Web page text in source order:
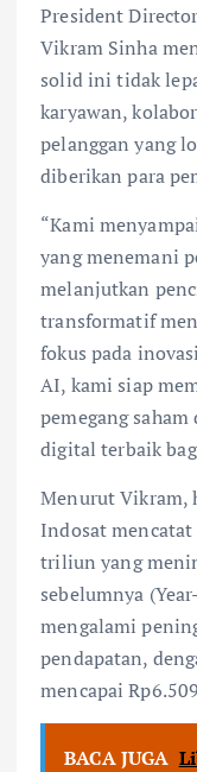
President
Vikram Sinha
solid ini tidak
karyawan,
pelanggan yang
diberikan para
“Kami
yang menemani
melanjutkan
transformatif
fokus pada
AI, kami siap
pemegang
digital terbaik
Menurut Vikram,
Indosat mencatat
triliun yang
sebelumnya
mengalami
pendapatan,
mencapai
BACA JUGA